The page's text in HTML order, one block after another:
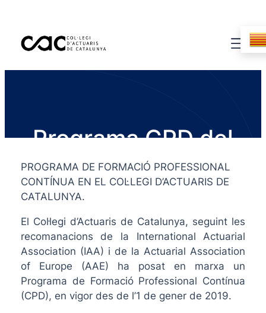
Programa CPD del
CAC
PROGRAMA DE FORMACIÓ PROFESSIONAL
CONTÍNUA EN EL COL·LEGI D’ACTUARIS DE
CATALUNYA.
El Col·legi d’Actuaris de Catalunya, seguint les
recomanacions de la International Actuarial
Association (IAA) i de la Actuarial Association
of Europe (AAE) ha posat en marxa un
Programa de Formació Professional Contínua
(CPD), en vigor des de l’1 de gener de 2019.